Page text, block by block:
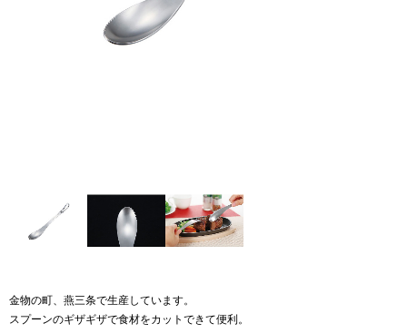
金物の町、燕三条で生産しています。
スプーンのギザギザで食材をカットできて便利。